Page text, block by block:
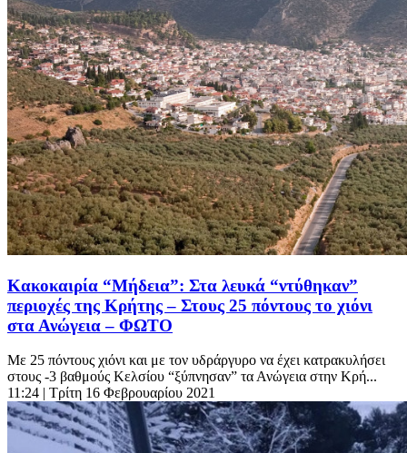
Κακοκαιρία “Μήδεια”: Στα λευκά “ντύθηκαν”
περιοχές της Κρήτης – Στους 25 πόντους το χιόνι
στα Ανώγεια – ΦΩΤΟ
Με 25 πόντους χιόνι και με τον υδράργυρο να έχει κατρακυλήσει
στους -3 βαθμούς Κελσίου “ξύπνησαν” τα Ανώγεια στην Κρή...
11:24 | Τρίτη 16 Φεβρουαρίου 2021